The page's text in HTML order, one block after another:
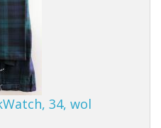
34, wol